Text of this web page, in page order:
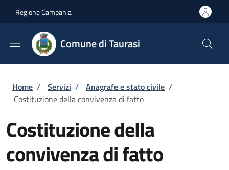
Regione Campania
Comune di Taurasi
Briciole di pane
Home / Servizi / Anagrafe e stato civile /
Costituzione della convivenza di fatto
Costituzione della
convivenza di fatto